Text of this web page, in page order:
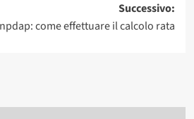
Successivo:
come effettuare il calcolo rata